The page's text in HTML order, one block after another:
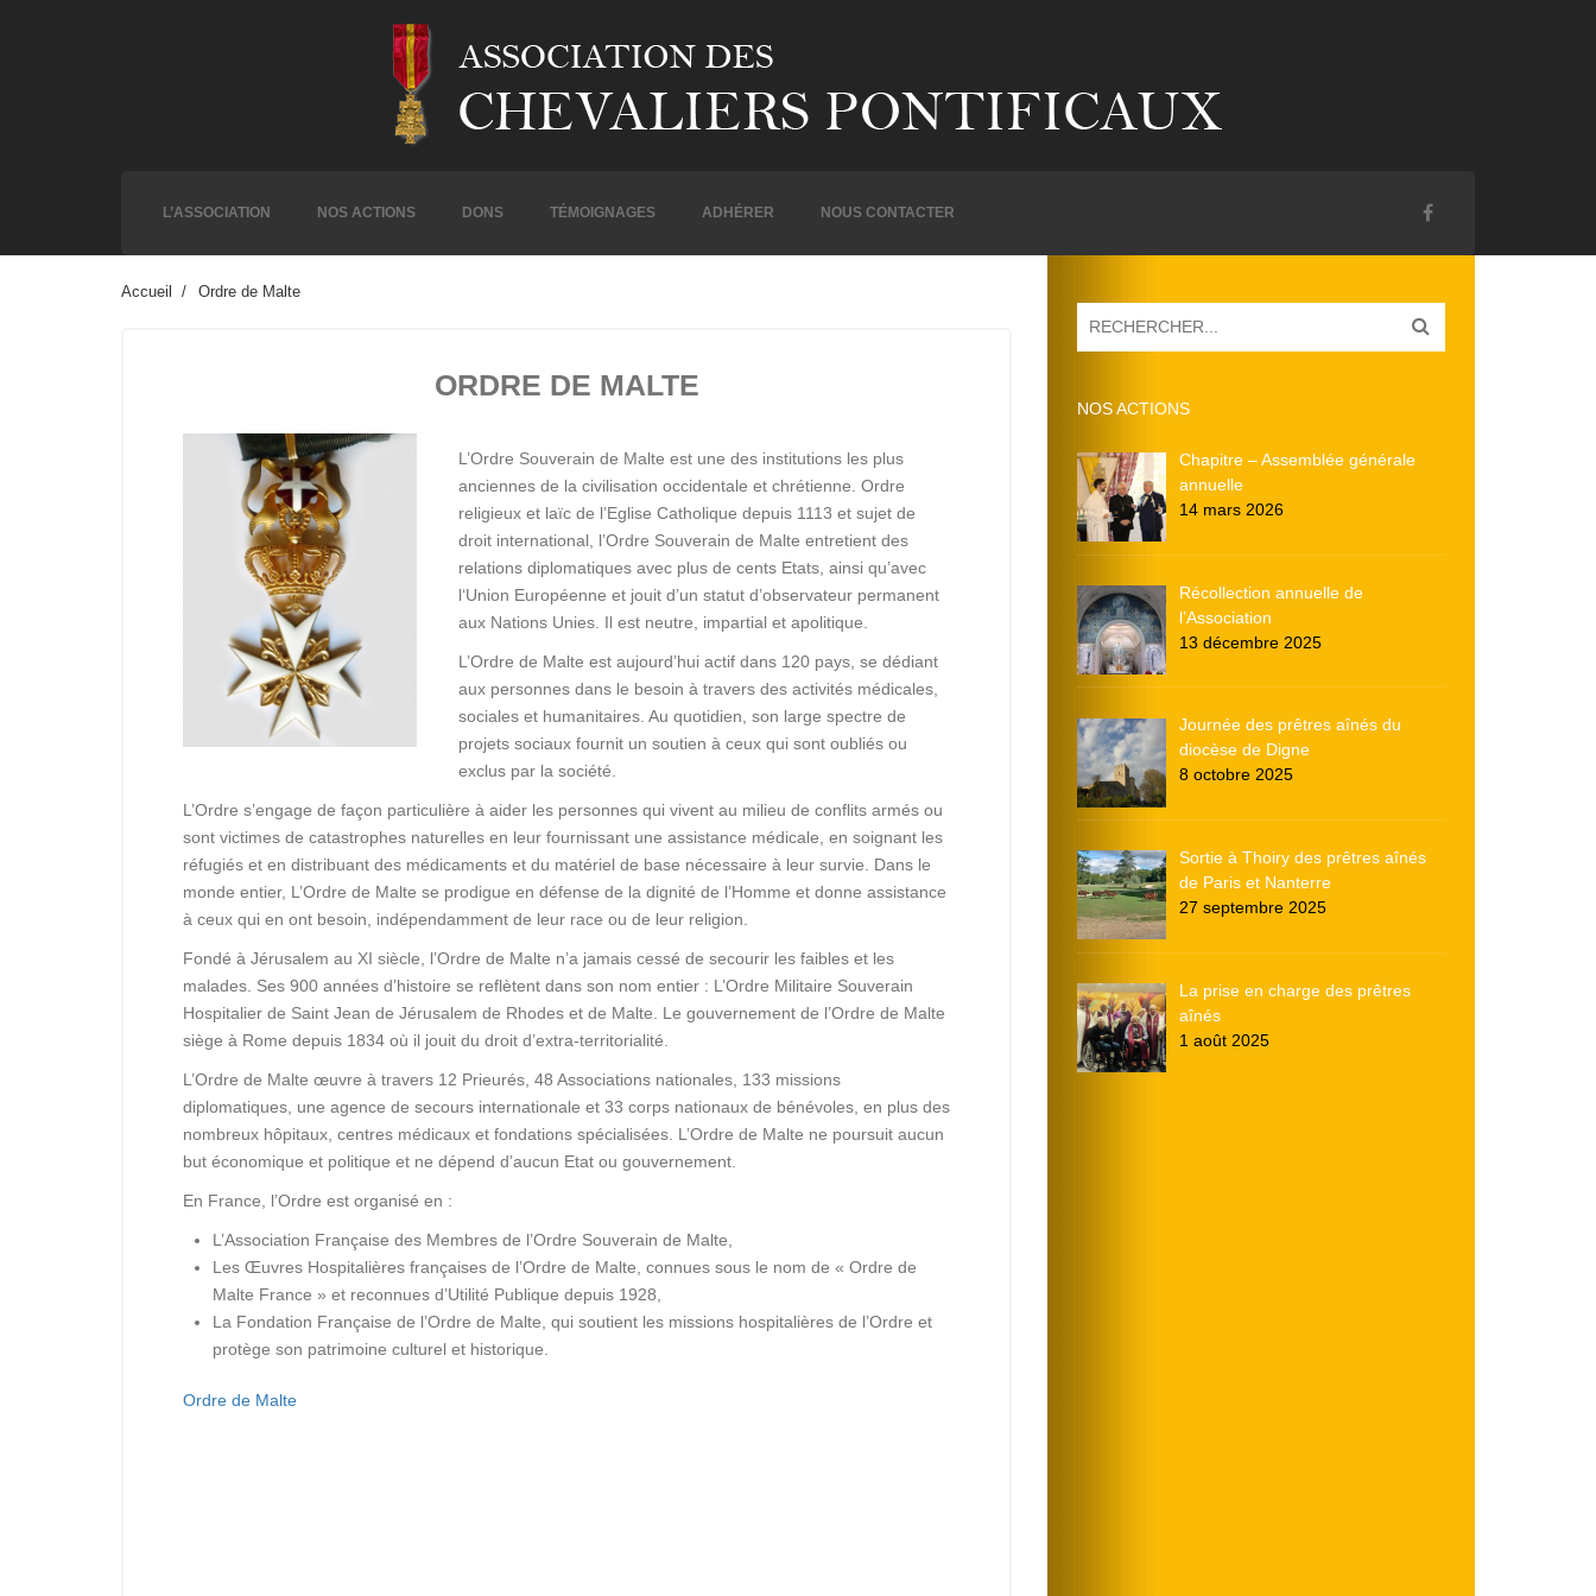
L’ASSOCIATION NOS ACTIONS DONS TÉMOIGNAGES ADHÉRER NOUS CONTACTER
Accueil Ordre de Malte
ORDRE DE MALTE
L’Ordre Souverain de Malte est une des institutions les plus
anciennes de la civilisation occidentale et chrétienne. Ordre
religieux et laïc de l’Eglise Catholique depuis 1113 et sujet de
droit international, l’Ordre Souverain de Malte entretient des
relations diplomatiques avec plus de cents Etats, ainsi qu’avec
l‘Union Européenne et jouit d’un statut d’observateur permanent
aux Nations Unies. Il est neutre, impartial et apolitique.
L’Ordre de Malte est aujourd’hui actif dans 120 pays, se dédiant
aux personnes dans le besoin à travers des activités médicales,
sociales et humanitaires. Au quotidien, son large spectre de
projets sociaux fournit un soutien à ceux qui sont oubliés ou
exclus par la société.
L’Ordre s’engage de façon particulière à aider les personnes qui vivent au milieu de conflits armés ou
sont victimes de catastrophes naturelles en leur fournissant une assistance médicale, en soignant les
réfugiés et en distribuant des médicaments et du matériel de base nécessaire à leur survie. Dans le
monde entier, L’Ordre de Malte se prodigue en défense de la dignité de l’Homme et donne assistance
à ceux qui en ont besoin, indépendamment de leur race ou de leur religion.
Fondé à Jérusalem au XI siècle, l’Ordre de Malte n’a jamais cessé de secourir les faibles et les
malades. Ses 900 années d’histoire se reflètent dans son nom entier : L’Ordre Militaire Souverain
Hospitalier de Saint Jean de Jérusalem de Rhodes et de Malte. Le gouvernement de l’Ordre de Malte
siège à Rome depuis 1834 où il jouit du droit d’extra-territorialité.
L’Ordre de Malte œuvre à travers 12 Prieurés, 48 Associations nationales, 133 missions
diplomatiques, une agence de secours internationale et 33 corps nationaux de bénévoles, en plus des
nombreux hôpitaux, centres médicaux et fondations spécialisées. L’Ordre de Malte ne poursuit aucun
but économique et politique et ne dépend d’aucun Etat ou gouvernement.
En France, l’Ordre est organisé en :
L’Association Française des Membres de l’Ordre Souverain de Malte,
Les Œuvres Hospitalières françaises de l’Ordre de Malte, connues sous le nom de « Ordre de
Malte France » et reconnues d’Utilité Publique depuis 1928,
La Fondation Française de l’Ordre de Malte, qui soutient les missions hospitalières de l’Ordre et
protège son patrimoine culturel et historique.
Ordre de Malte
NOS ACTIONS
Chapitre – Assemblée générale
annuelle
14 mars 2026
Récollection annuelle de
l’Association
13 décembre 2025
Journée des prêtres aînés du
diocèse de Digne
8 octobre 2025
Sortie à Thoiry des prêtres aînés
de Paris et Nanterre
27 septembre 2025
La prise en charge des prêtres
aînés
1 août 2025